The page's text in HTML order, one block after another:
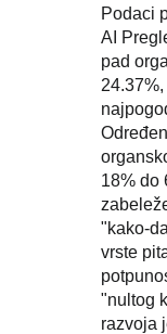
Podaci
AI
pad
18% do
"kako-
vrste
"nultog
razvoja